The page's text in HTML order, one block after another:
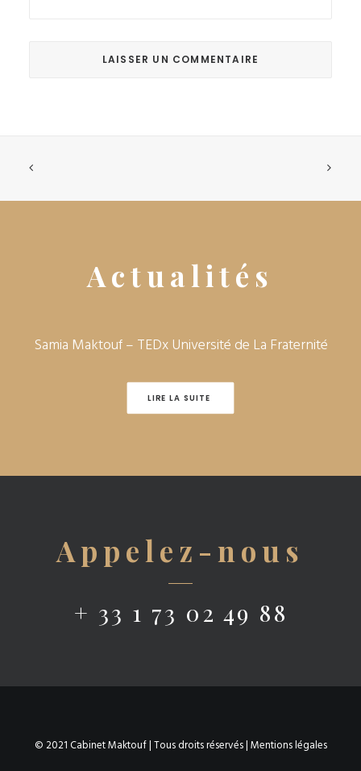
Actualités
Samia Maktouf – TEDx Université de La Fraternité‎
LIRE LA SUITE
Appelez-nous
+ 33 1 73 02 49 88
© 2021 Cabinet Maktouf | Tous droits réservés |Mentions légales